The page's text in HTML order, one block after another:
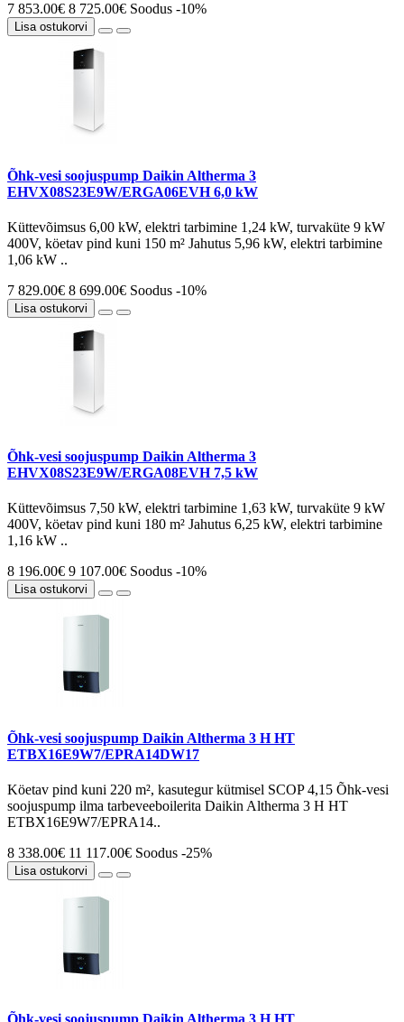
7 853.00€ 8 725.00€ Soodus -10%
Lisa ostukorvi
Õhk-vesi soojuspump Daikin Altherma 3
EHVX08S23E9W/ERGA06EVH 6,0 kW
Küttevõimsus 6,00 kW, elektri tarbimine 1,24 kW, turvaküte 9 kW
400V, köetav pind kuni 150 m² Jahutus 5,96 kW, elektri tarbimine
1,06 kW ..
7 829.00€ 8 699.00€ Soodus -10%
Lisa ostukorvi
Õhk-vesi soojuspump Daikin Altherma 3
EHVX08S23E9W/ERGA08EVH 7,5 kW
Küttevõimsus 7,50 kW, elektri tarbimine 1,63 kW, turvaküte 9 kW
400V, köetav pind kuni 180 m² Jahutus 6,25 kW, elektri tarbimine
1,16 kW ..
8 196.00€ 9 107.00€ Soodus -10%
Lisa ostukorvi
Õhk-vesi soojuspump Daikin Altherma 3 H HT
ETBX16E9W7/EPRA14DW17
Köetav pind kuni 220 m², kasutegur kütmisel SCOP 4,15 Õhk-vesi
soojuspump ilma tarbeveeboilerita Daikin Altherma 3 H HT
ETBX16E9W7/EPRA14..
8 338.00€ 11 117.00€ Soodus -25%
Lisa ostukorvi